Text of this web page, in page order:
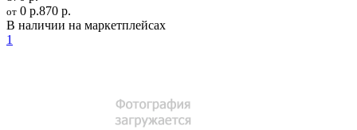
от 0 р.870 р.
В наличии на маркетплейсах
1